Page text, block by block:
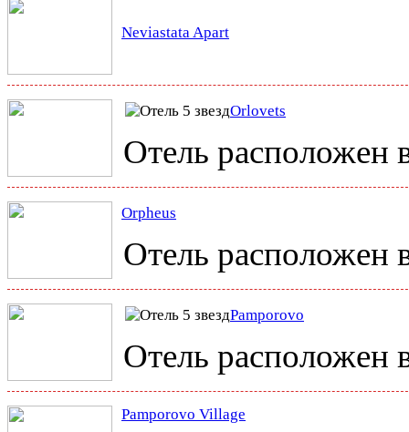
Neviastata Apart
Orlovets
Отель расположен
Orpheus
Отель расположен
Pamporovo
Отель расположен
Pamporovo Village